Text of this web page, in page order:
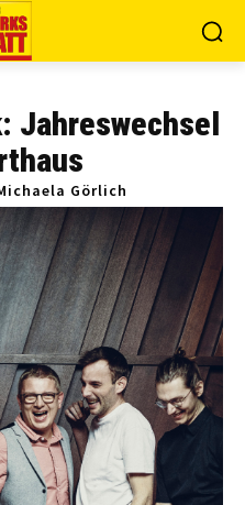
Jahreswechsel
Görlich